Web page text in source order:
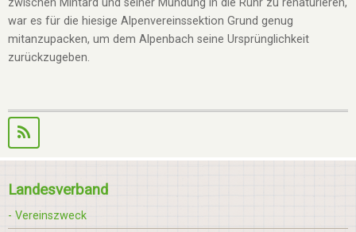
war es für die hiesige Alpenvereinssektion Grund genug
mitanzupacken, um dem Alpenbach seine Ursprünglichkeit
zurückzugeben.
Landesverband
- Vereinszweck